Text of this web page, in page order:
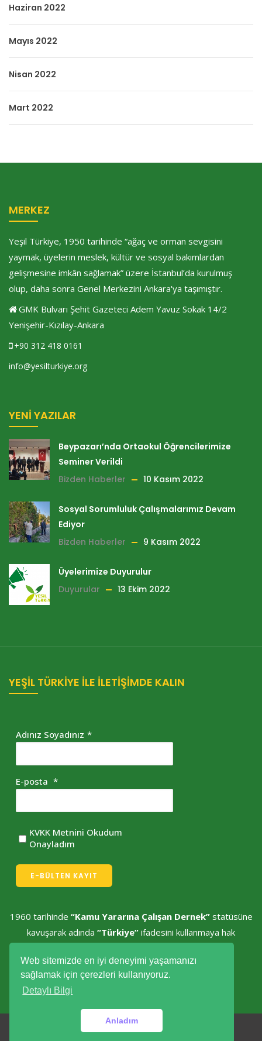
Web sitemizde en iyi deneyimi yaşamanızı
sağlamak için çerezleri kullanıyoruz.
Detaylı Bilgi
Anladım
Haziran 2022
Mayıs 2022
Nisan 2022
Mart 2022
MERKEZ
Yeşil Türkiye, 1950 tarihinde “ağaç ve orman sevgisini
yaymak, üyelerin meslek, kültür ve sosyal bakımlardan
gelişmesine imkân sağlamak” üzere İstanbul’da kurulmuş
olup, daha sonra Genel Merkezini Ankara'ya taşımıştır.
GMK Bulvarı Şehit Gazeteci Adem Yavuz Sokak 14/2
Yenişehir-Kızılay-Ankara
+90 312 418 0161
info@yesilturkiye.org
YENI YAZILAR
Beypazarı’nda Ortaokul Öğrencilerimize
Seminer Verildi
Bizden Haberler
10 Kasım 2022
Sosyal Sorumluluk Çalışmalarımız Devam
Ediyor
Bizden Haberler
9 Kasım 2022
Üyelerimize Duyurulur
Duyurular
13 Ekim 2022
YEŞİL TÜRKİYE İLE İLETİŞİMDE KALIN
Adınız Soyadınız *
E-posta *
KVKK Metnini Okudum
Onayladım
E-BÜLTEN KAYIT
1960 tarihinde “Kamu Yararına Çalışan Dernek”statüsüne
kavuşarak adında “Türkiye” ifadesini kullanmaya hak
Yeşil Türkiye © Tüm hakları saklıdır.